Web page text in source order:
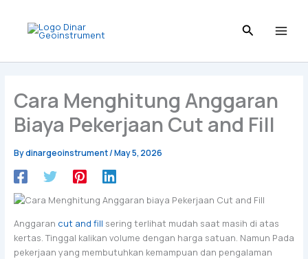
content
Cara Menghitung Anggaran
Biaya Pekerjaan Cut and Fill
Bydinargeoinstrument/May 5, 2026
Anggaran cut and fill sering terlihat mudah saat masih di atas
kertas. Tinggal kalikan volume dengan harga satuan. Namun Pada
pekerjaan yang membutuhkan kemampuan dan pengalaman